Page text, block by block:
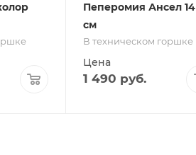
Пеперомия Ансел 14
см
В техническом горшке
Цена
1 490 руб.